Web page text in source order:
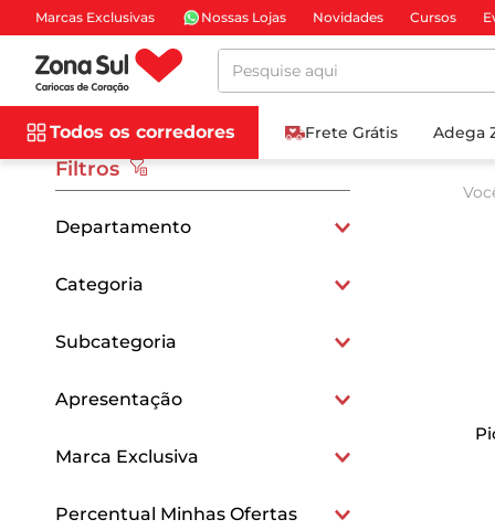
Marcas Exclusivas Nossas Lojas Novidades Cursos
Pesquise aqui
Todos os corredores Frete Grátis Adega
Filtros
Departamento
Categoria
Hambúrgueres
Subcategoria
Apresentação
Marca Exclusiva
Percentual Minhas Ofertas